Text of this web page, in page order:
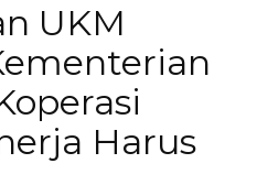
UKM
Harus